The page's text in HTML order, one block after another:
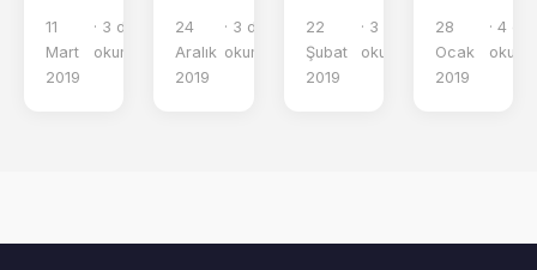
11
Mart
2019
· 3 dk
okuma
24
Aralık
2019
· 3 dk
okuma
22
Şubat
2019
· 3 dk
okuma
28
Ocak
2019
· 4 dk
okuma